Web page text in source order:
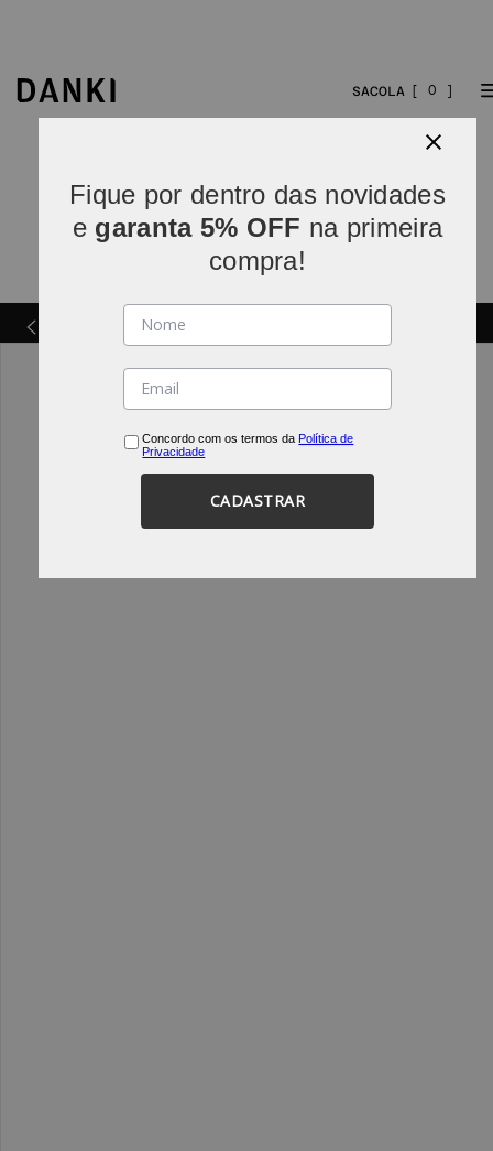
0
Trocas e Devoluções
Fique por dentro das novidades
e garanta 5% OFF na primeira
compra!
Concordo com os termos da Política de
Privacidade
CADASTRAR